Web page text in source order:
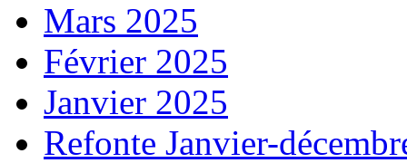
Mars 2025
Février 2025
Janvier 2025
Refonte Janvier-